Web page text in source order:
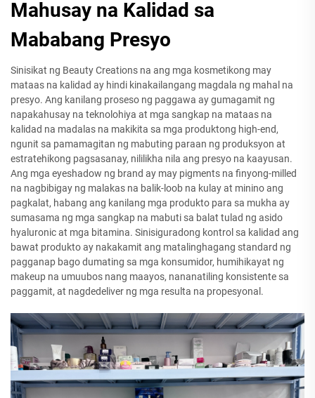
Mahusay na Kalidad sa
Mababang Presyo
Sinisikat ng Beauty Creations na ang mga kosmetikong may
mataas na kalidad ay hindi kinakailangang magdala ng mahal na
presyo. Ang kanilang proseso ng paggawa ay gumagamit ng
napakahusay na teknolohiya at mga sangkap na mataas na
kalidad na madalas na makikita sa mga produktong high-end,
ngunit sa pamamagitan ng mabuting paraan ng produksyon at
estratehikong pagsasanay, nililikha nila ang presyo na kaayusan.
Ang mga eyeshadow ng brand ay may pigments na finyong-milled
na nagbibigay ng malakas na balik-loob na kulay at minino ang
pagkalat, habang ang kanilang mga produkto para sa mukha ay
sumasama ng mga sangkap na mabuti sa balat tulad ng asido
hyaluronic at mga bitamina. Sinisiguradong kontrol sa kalidad ang
bawat produkto ay nakakamit ang matalinghagang standard ng
pagganap bago dumating sa mga konsumidor, humihikayat ng
makeup na umuubos nang maayos, nananatiling konsistente sa
paggamit, at nagdedeliver ng mga resulta na propesyonal.